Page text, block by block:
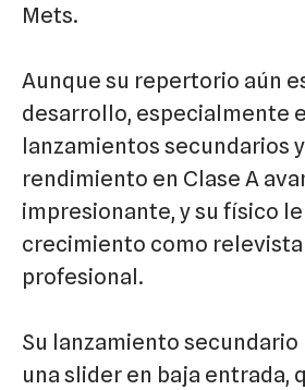
Mets.
Aunque su repertorio aún
desarrollo, especialmente
lanzamientos secundarios
rendimiento en Clase A
impresionante, y su físico
crecimiento como
profesional.
Su lanzamiento
una slider en baja entrada,